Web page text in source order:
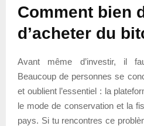
Comment bien
d’acheter du
Avant même d’investir, il
Beaucoup de personnes se
et oublient l’essentiel : la
le mode de conservation et la
pays. Si tu rencontres ce